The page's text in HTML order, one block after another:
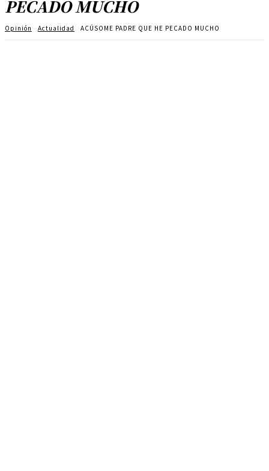
PECADO MUCHO
Opinión Actualidad ACÚSOME PADRE QUE HE PECADO MUCHO